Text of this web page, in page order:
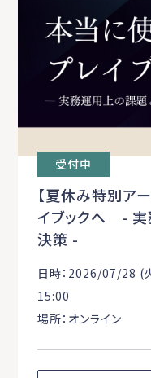
受付中
【夏休み特別ア
イブックへ - 実
決策 -
日時：2026/07/28
15:00
場所：オンライン